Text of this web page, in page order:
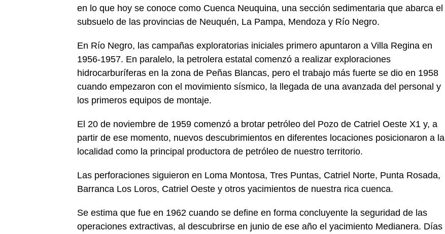
en lo que hoy se conoce como Cuenca Neuquina, una sección sedimentaria que abarca el
subsuelo de las provincias de Neuquén, La Pampa, Mendoza y Río Negro.
En Río Negro, las campañas exploratorias iniciales primero apuntaron a Villa Regina en
1956-1957. En paralelo, la petrolera estatal comenzó a realizar exploraciones
hidrocarburíferas en la zona de Peñas Blancas, pero el trabajo más fuerte se dio en 1958
cuando empezaron con el movimiento sísmico, la llegada de una avanzada del personal y
los primeros equipos de montaje.
El 20 de noviembre de 1959 comenzó a brotar petróleo del Pozo de Catriel Oeste X1 y, a
partir de ese momento, nuevos descubrimientos en diferentes locaciones posicionaron a la
localidad como la principal productora de petróleo de nuestro territorio.
Las perforaciones siguieron en Loma Montosa, Tres Puntas, Catriel Norte, Punta Rosada,
Barranca Los Loros, Catriel Oeste y otros yacimientos de nuestra rica cuenca.
Se estima que fue en 1962 cuando se define en forma concluyente la seguridad de las
operaciones extractivas, al descubrirse en junio de ese año el yacimiento Medianera. Días